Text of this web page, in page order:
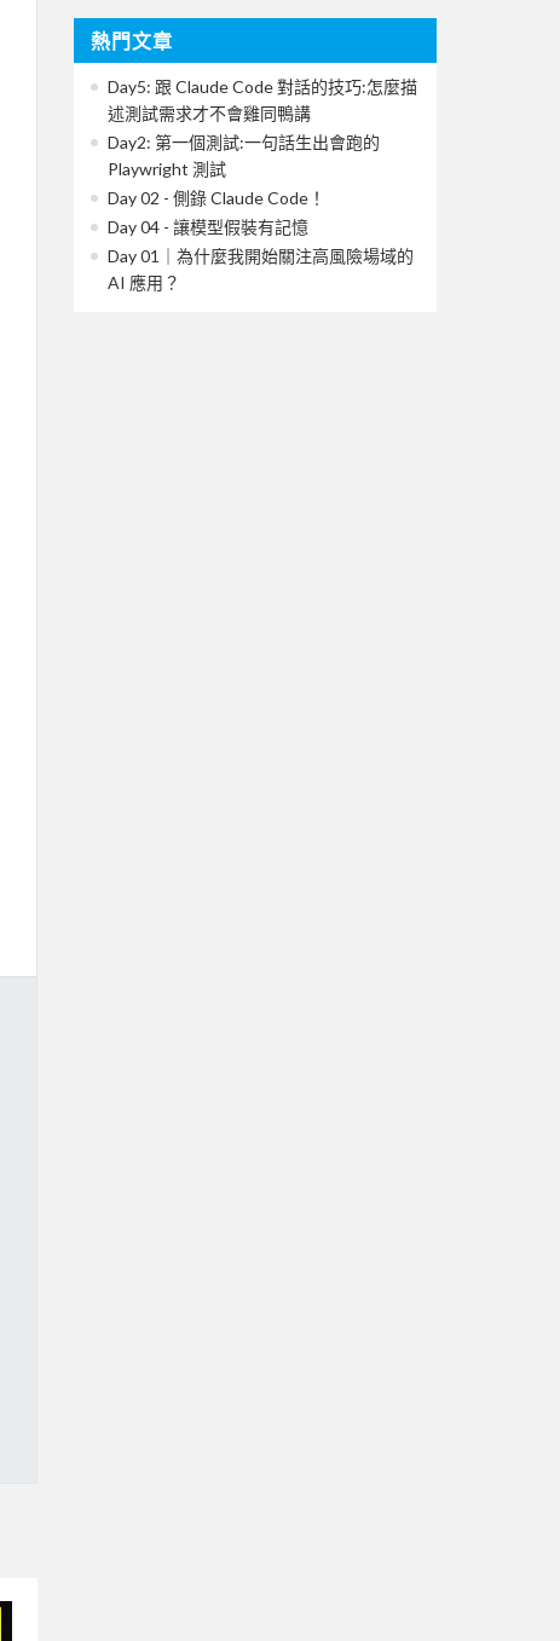
熱門文章
Day5: 跟 Claude Code 對話的技巧:怎麼描
述測試需求才不會雞同鴨講
Day2: 第一個測試:一句話生出會跑的
Playwright 測試
Day 02 - 側錄 Claude Code！
Day 04 - 讓模型假裝有記憶
Day 01｜為什麼我開始關注高風險場域的
AI 應用？